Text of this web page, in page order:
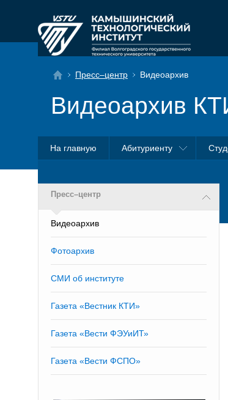
Пресс–центр Видеоархив
Видеоархив
На главную Абитуриенту
Пресс–центр
Видеоархив
Фотоархив
СМИ об институте
Газета «Вестник КТИ»
Газета «Вести ФЭУиИТ»
Газета «Вести ФСПО»